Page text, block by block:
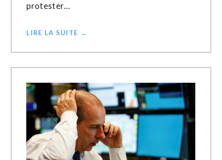
protester…
LIRE LA SUITE →